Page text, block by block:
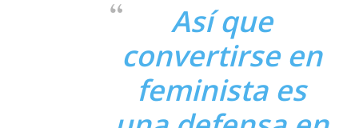
Así que
convertirse en
feminista es